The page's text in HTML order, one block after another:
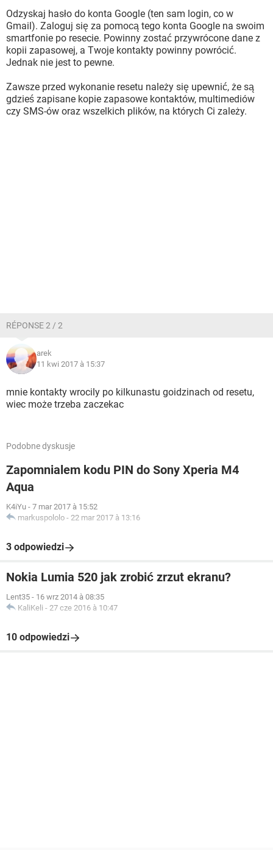
Odzyskaj hasło do konta Google (ten sam login, co w
Gmail). Zaloguj się za pomocą tego konta Google na swoim
smartfonie po resecie. Powinny zostać przywrócone dane z
kopii zapasowej, a Twoje kontakty powinny powrócić.
Jednak nie jest to pewne.
Zawsze przed wykonanie resetu należy się upewnić, że są
gdzieś zapisane kopie zapasowe kontaktów, multimediów
czy SMS-ów oraz wszelkich plików, na których Ci zależy.
RÉPONSE 2 / 2
arek
11 kwi 2017 à 15:37
mnie kontakty wrocily po kilkunastu goidzinach od resetu,
wiec może trzeba zaczekac
Podobne dyskusje
Zapomnialem kodu PIN do Sony Xperia M4
Aqua
K4iYu - 7 mar 2017 à 15:52
markuspololo - 22 mar 2017 à 13:16
3 odpowiedzi
Nokia Lumia 520 jak zrobić zrzut ekranu?
Lent35 - 16 wrz 2014 à 08:35
KaliKeli - 27 cze 2016 à 10:47
10 odpowiedzi